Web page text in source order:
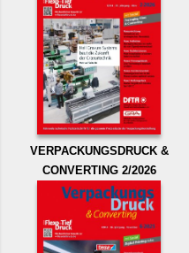
VERPACKUNGSDRUCK &
CONVERTING 2/2026